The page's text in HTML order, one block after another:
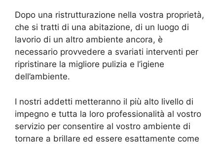
Dopo una ristrutturazione nella vostra proprietà,
che si tratti di una abitazione, di un luogo di
lavorio di un altro ambiente ancora, è
necessario provvedere a svariati interventi per
ripristinare la migliore pulizia e l’igiene
dell’ambiente.
I nostri addetti metteranno il più alto livello di
impegno e tutta la loro professionalità al vostro
servizio per consentire al vostro ambiente di
tornare a brillare ed essere esattamente come